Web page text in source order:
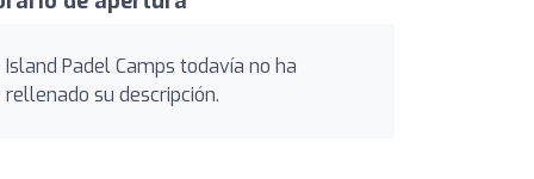
Island Padel Camps todavía no ha
rellenado su descripción.